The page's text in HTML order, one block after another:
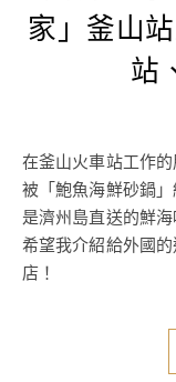
家」釜山
站
在釜山火車站工作的朋友請我吃飯，第一次來吃的時候，我就
被「鮑魚海鮮砂鍋
是濟州島直送的鮮
希望我介紹給外國
店！